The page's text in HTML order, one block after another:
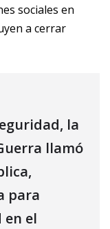
sociales en
a cerrar
la
llamó
para
el